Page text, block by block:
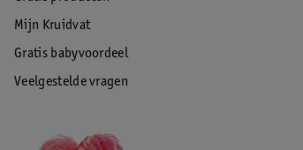
Mijn Kruidvat
Gratis babyvoordeel
Veelgestelde vragen